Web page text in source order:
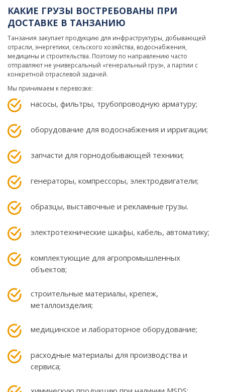
КАКИЕ ГРУЗЫ ВОСТРЕБОВАНЫ ПРИ
ДОСТАВКЕ В ТАНЗАНИЮ
Танзания закупает продукцию для инфраструктуры, добывающей
отрасли, энергетики, сельского хозяйства, водоснабжения,
медицины и строительства. Поэтому по направлению часто
отправляют не универсальный «генеральный груз», а партии с
конкретной отраслевой задачей.
Мы принимаем к перевозке:
насосы, фильтры, трубопроводную арматуру;
оборудование для водоснабжения и ирригации;
запчасти для горнодобывающей техники;
генераторы, компрессоры, электродвигатели;
образцы, выставочные и рекламные грузы.
электротехнические шкафы, кабель, автоматику;
комплектующие для агропромышленных
объектов;
строительные материалы, крепеж,
металлоизделия;
медицинское и лабораторное оборудование;
расходные материалы для производства и
сервиса;